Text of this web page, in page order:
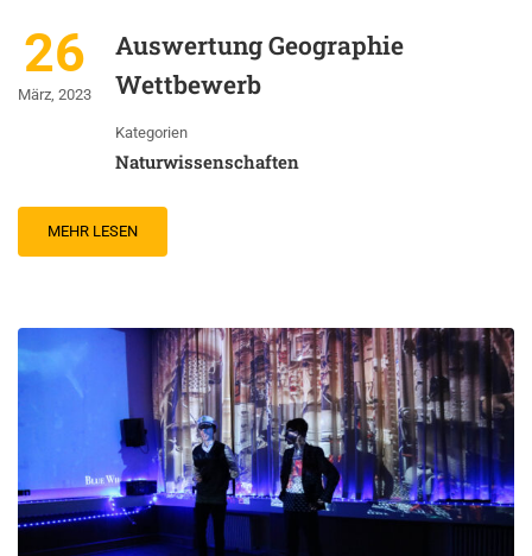
26
März, 2023
Auswertung Geographie
Wettbewerb
Kategorien
Naturwissenschaften
MEHR LESEN